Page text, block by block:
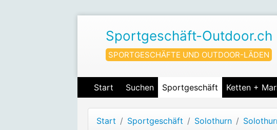
Sportgeschäft-Outdoor.ch
SPORTGESCHÄFTE UND OUTDOOR-LÄDEN
Start Suchen Sportgeschäft Ketten +
Start Sportgeschäft Solothurn